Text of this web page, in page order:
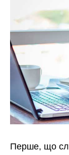
Перше, що